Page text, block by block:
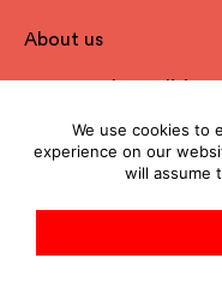
About us
Privacy Policy
We use cookies to
experience on our
will assume